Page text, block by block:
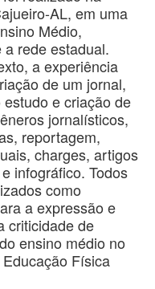
AL, em uma
Médio,
rede estadual.
a experiência
de um jornal,
e criação de
jornalísticos,
reportagem,
charges, artigos
infográfico. Todos
como
a expressão e
criticidade de
ensino médio no
Física